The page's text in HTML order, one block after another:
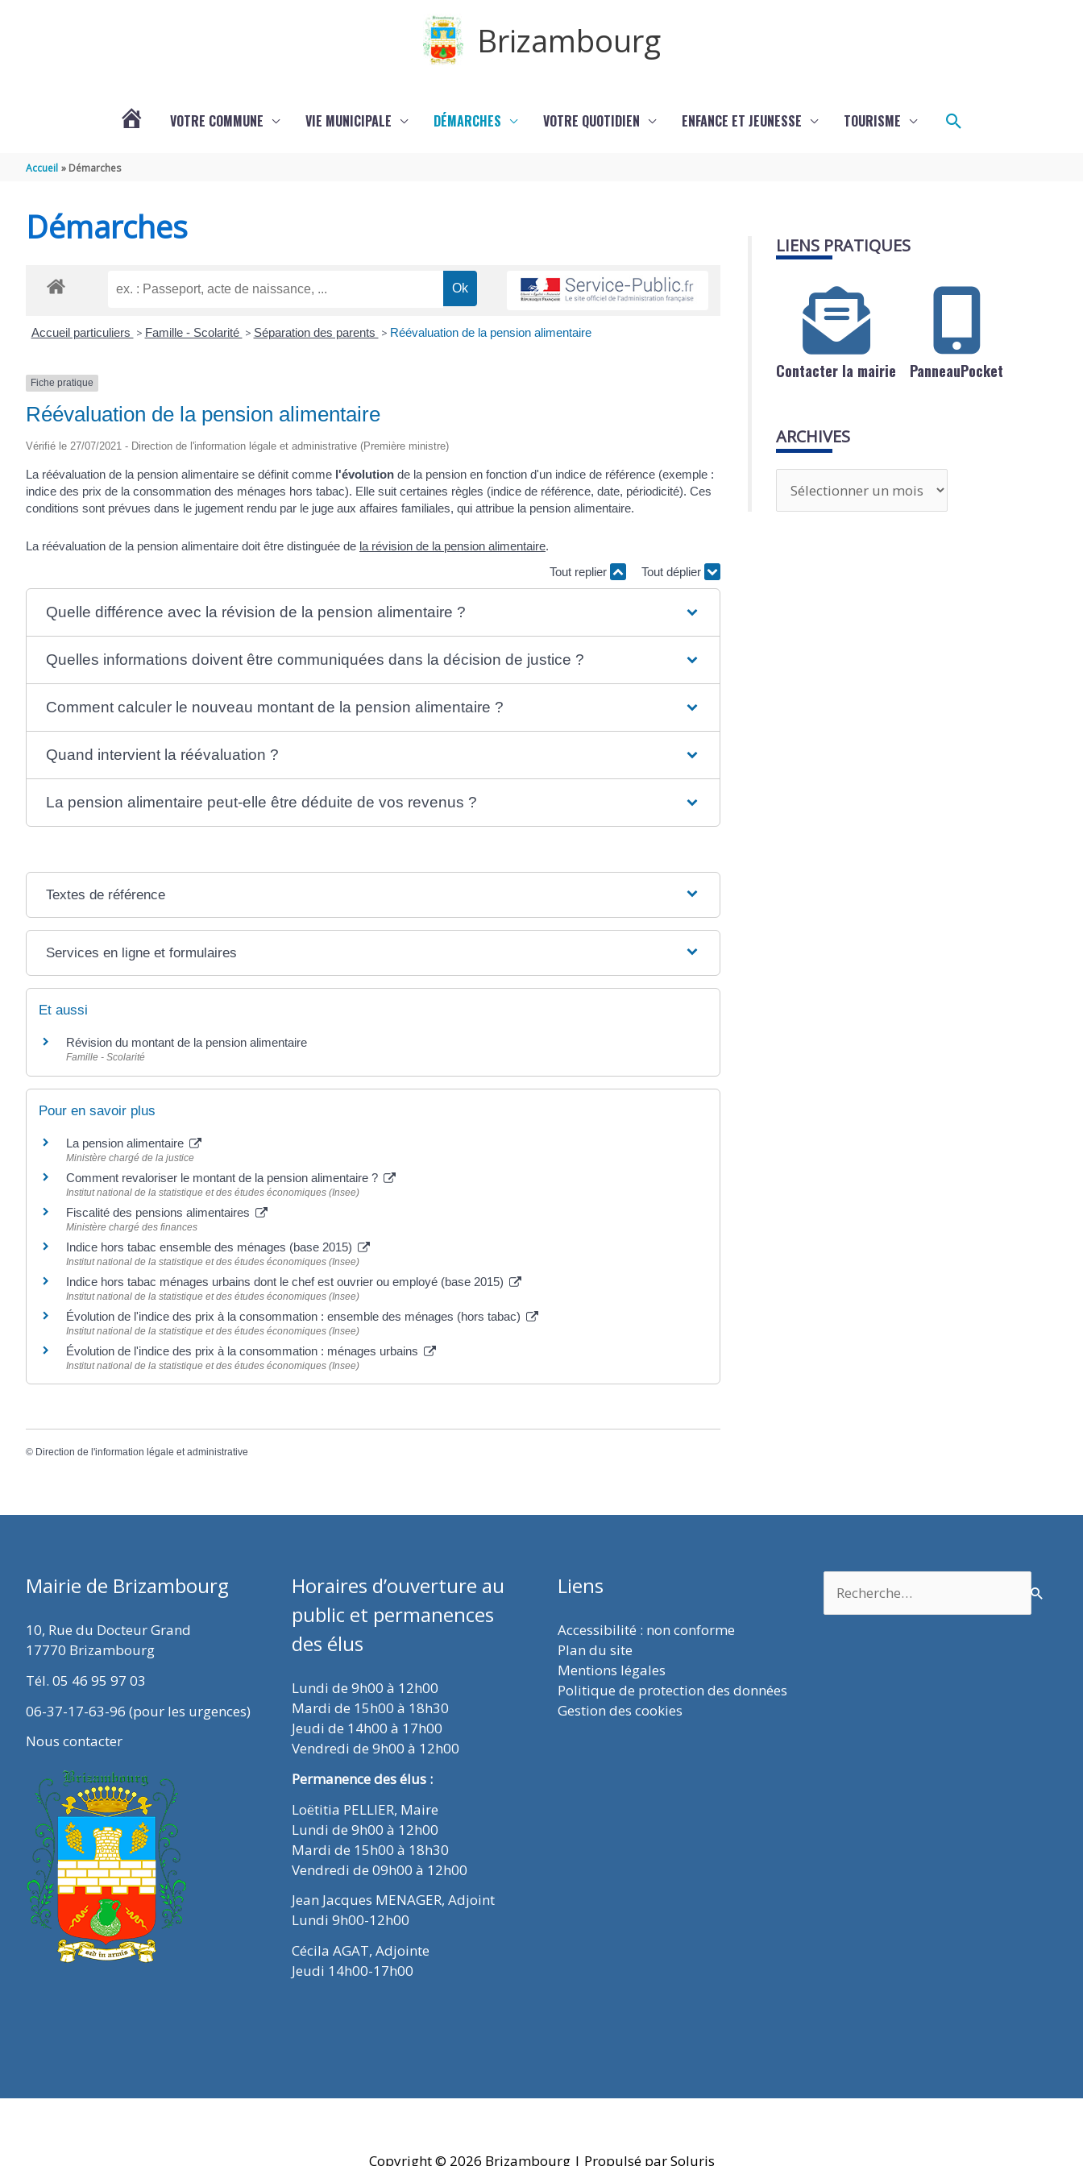
Brizambourg
VOTRE COMMUNE VIE MUNICIPALE DÉMARCHES VOTRE QUOTIDIEN ENFANCE ET JEUNESSE TOURISME Rechercher
Accueil Démarches
Démarches
Accueil particuliers > Famille - Scolarité > Séparation des parents > Réévaluation de la pension alimentaire
Fiche pratique
Réévaluation de la pension alimentaire
Vérifié le 27/07/2021 - Direction de l'information légale et administrative (Première ministre)
La réévaluation de la pension alimentaire se définit comme l'évolution de la pension en fonction d'un indice de référence (exemple :
indice des prix de la consommation des ménages hors tabac). Elle suit certaines règles (indice de référence, date, périodicité). Ces
conditions sont prévues dans le jugement rendu par le juge aux affaires familiales, qui attribue la pension alimentaire.
La réévaluation de la pension alimentaire doit être distinguée de la révision de la pension alimentaire.
Tout replier
Tout déplier
Quelle différence avec la révision de la pension alimentaire ?
Quelles informations doivent être communiquées dans la décision de justice ?
Comment calculer le nouveau montant de la pension alimentaire ?
Quand intervient la réévaluation ?
La pension alimentaire peut-elle être déduite de vos revenus ?
Textes de référence
Services en ligne et formulaires
Et aussi
Révision du montant de la pension alimentaire
Famille - Scolarité
Pour en savoir plus
La pension alimentaire
Ministère chargé de la justice
Comment revaloriser le montant de la pension alimentaire ?
Institut national de la statistique et des études économiques (Insee)
Fiscalité des pensions alimentaires
Ministère chargé des finances
Indice hors tabac ensemble des ménages (base 2015)
Institut national de la statistique et des études économiques (Insee)
Indice hors tabac ménages urbains dont le chef est ouvrier ou employé (base 2015)
Institut national de la statistique et des études économiques (Insee)
Évolution de l'indice des prix à la consommation : ensemble des ménages (hors tabac)
Institut national de la statistique et des études économiques (Insee)
Évolution de l'indice des prix à la consommation : ménages urbains
Institut national de la statistique et des études économiques (Insee)
© Direction de l'information légale et administrative
LIENS PRATIQUES
Contacter la mairie PanneauPocket
ARCHIVES
r
Mairie de Brizambourg
10, Rue du Docteur Grand
17770 Brizambourg
Tél. 05 46 95 97 03
06-37-17-63-96 (pour les urgences)
Nous contacter
Horaires d’ouverture au
public et permanences
des élus
Lundi de 9h00 à 12h00
Mardi de 15h00 à 18h30
Jeudi de 14h00 à 17h00
Vendredi de 9h00 à 12h00
Permanence des élus :
Loëtitia PELLIER, Maire
Lundi de 9h00 à 12h00
Mardi de 15h00 à 18h30
Vendredi de 09h00 à 12h00
Jean Jacques MENAGER, Adjoint
Lundi 9h00-12h00
Cécila AGAT, Adjointe
Jeudi 14h00-17h00
Liens
Accessibilité : non conforme
Plan du site
Mentions légales
Politique de protection des données
Gestion des cookies
Copyright © 2026 Brizambourg| Propulsé par Soluris